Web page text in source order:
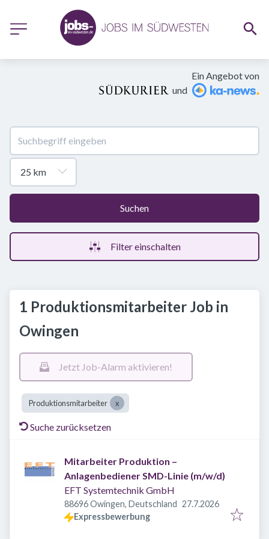
Ein Angebot von
und
Suchen
Filter einschalten
1 Produktionsmitarbeiter Job in
Owingen
Jetzt Job-Alarm aktivieren!
Produktionsmitarbeiter
Suche zurücksetzen
Mitarbeiter Produktion –
Anlagenbediener SMD-Linie (m/w/d)
EFT Systemtechnik GmbH
88696 Owingen, Deutschland Veröffentlicht
27.7.2026
Expressbewerbung